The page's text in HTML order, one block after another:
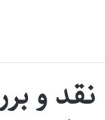
نقد و